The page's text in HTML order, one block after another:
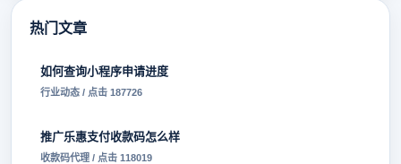
热门文章
如何查询小程序申请进度
行业动态 / 点击 187726
推广乐惠支付收款码怎么样
收款码代理 / 点击 118019